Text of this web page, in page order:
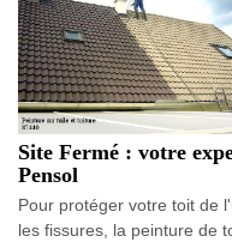
Site Fermé : votre
Pensol
Pour protéger votre toit de
les fissures, la peinture de